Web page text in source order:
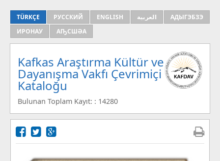
TÜRKÇE РУССКИЙ ENGLISH العربية
АДЫГЭБЗЭ
ИРОНАУ
АҦСШӘА
Kafkas Araştırma Kültür ve
Dayanışma Vakfı Çevrimiçi
Kataloğu
Bulunan Toplam Kayıt: : 14280